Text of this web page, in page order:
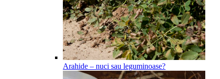
Arahide – nuci sau leguminoase?